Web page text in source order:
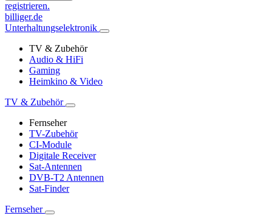
registrieren.
billiger.de
Unterhaltungselektronik
TV & Zubehör
Audio & HiFi
Gaming
Heimkino & Video
TV & Zubehör
Fernseher
TV-Zubehör
CI-Module
Digitale Receiver
Sat-Antennen
DVB-T2 Antennen
Sat-Finder
Fernseher